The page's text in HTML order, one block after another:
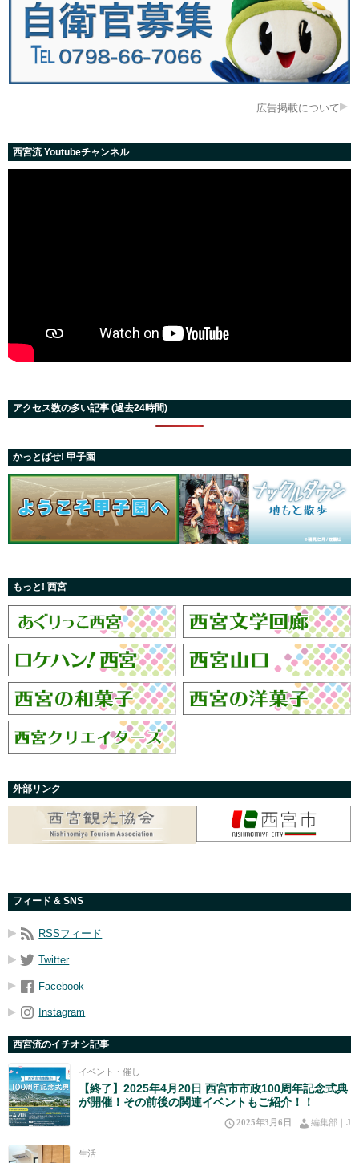
広告掲載について
西宮流 Youtubeチャンネル
アクセス数の多い記事 (過去24時間)
かっとばせ! 甲子園
もっと! 西宮
外部リンク
フィード & SNS
RSSフィード
Twitter
Facebook
Instagram
西宮流のイチオシ記事
イベント・催し
【終了】2025年4月20日 西宮市市政100周年記念式典
が開催！その前後の関連イベントもご紹介！！
2025年3月6日 編集部｜J
生活